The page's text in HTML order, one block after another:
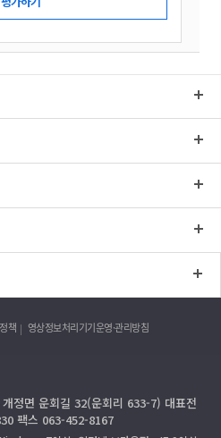
책 영상정보처리기기운영·관리방침
정면 운회길 32(운회리 633-7) 대표전
팩스 063-452-8167